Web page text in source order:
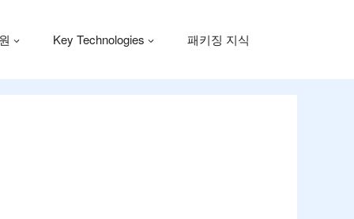
Key Technologies 패키징 지식